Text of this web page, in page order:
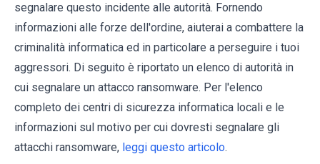
segnalare questo incidente alle autorità. Fornendo
informazioni alle forze dell'ordine, aiuterai a combattere la
criminalità informatica ed in particolare a perseguire i tuoi
aggressori. Di seguito è riportato un elenco di autorità in
cui segnalare un attacco ransomware. Per l'elenco
completo dei centri di sicurezza informatica locali e le
informazioni sul motivo per cui dovresti segnalare gli
attacchi ransomware, leggi questo articolo.